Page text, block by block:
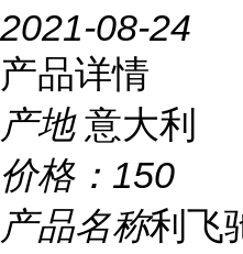
2021-08-24
产品详情
产地 意大利
价格： 150
产品名称利飞